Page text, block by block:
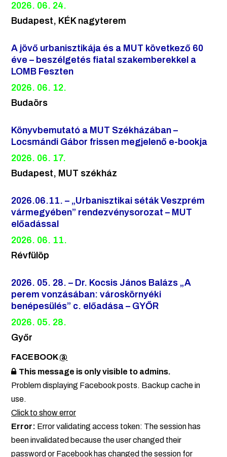
2026. 06. 24.
Budapest, KÉK nagyterem
A jövő urbanisztikája és a MUT következő 60
éve – beszélgetés fiatal szakemberekkel a
LOMB Feszten
2026. 06. 12.
Budaörs
Könyvbemutató a MUT Székházában –
Locsmándi Gábor frissen megjelenő e-bookja
2026. 06. 17.
Budapest, MUT székház
2026.06.11. – „Urbanisztikai séták Veszprém
vármegyében” rendezvénysorozat – MUT
előadással
2026. 06. 11.
Révfülöp
2026. 05. 28. – Dr. Kocsis János Balázs „A
perem vonzásában: városkörnyéki
benépesülés” c. előadása – GYŐR
2026. 05. 28.
Győr
FACEBOOK@
This message is only visible to admins.
Problem displaying Facebook posts. Backup cache in
use.
Click to show error
Error: Error validating access token: The session has
been invalidated because the user changed their
password or Facebook has changed the session for